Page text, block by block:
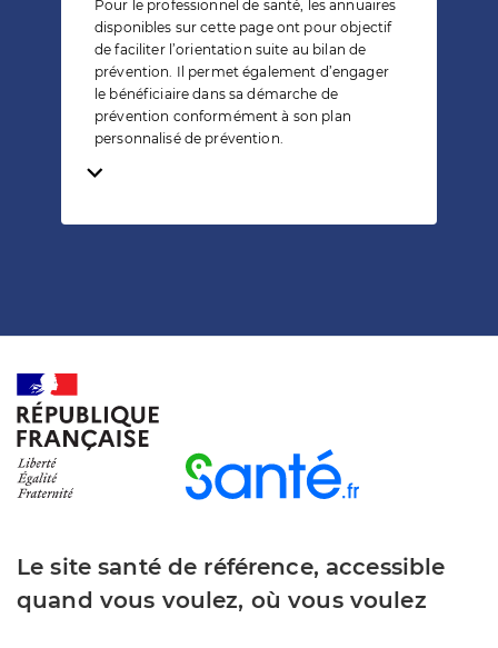
Pour le professionnel de santé, les annuaires
disponibles sur cette page ont pour objectif
de faciliter l’orientation suite au bilan de
prévention. Il permet également d’engager
le bénéficiaire dans sa démarche de
prévention conformément à son plan
personnalisé de prévention.
Temps de lecture
Le site santé de référence, accessible
quand vous voulez, où vous voulez